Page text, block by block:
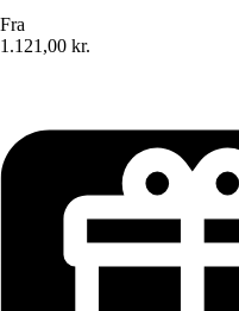
Fra
1.121,00 kr.